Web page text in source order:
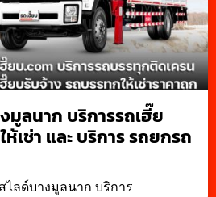
มูลนาก บริการรถเฮี๊ย
เช่า และ บริการ รถยกรถ
ไลด์บางมูลนาก บริการ